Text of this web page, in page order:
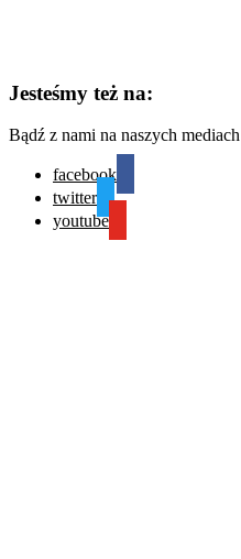
Jesteśmy też na:
Bądź z nami na naszych
facebook
twitter
youtube